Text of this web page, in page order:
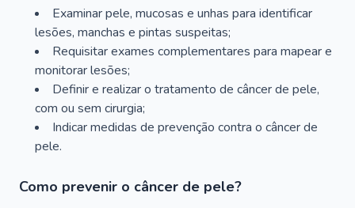
Examinar pele, mucosas e unhas para identificar
lesões, manchas e pintas suspeitas;
Requisitar exames complementares para mapear e
monitorar lesões;
Definir e realizar o tratamento de câncer de pele,
com ou sem cirurgia;
Indicar medidas de prevenção contra o câncer de
pele.
Como prevenir o câncer de pele?